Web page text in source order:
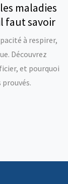
maladies
faut savoir
à respirer,
Découvrez
et pourquoi